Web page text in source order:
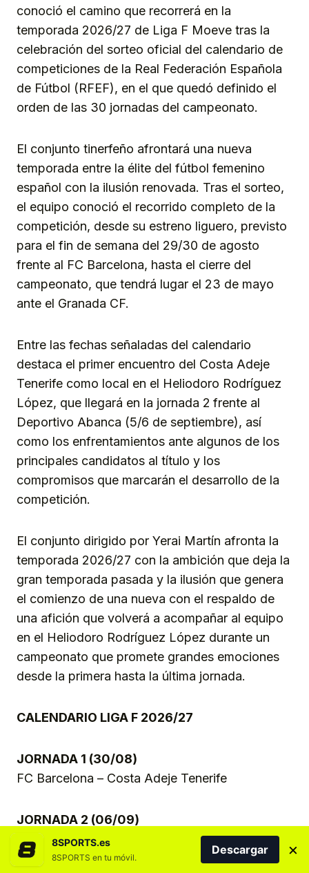
conoció el camino que recorrerá en la
temporada 2026/27 de Liga F Moeve tras la
celebración del sorteo oficial del calendario de
competiciones de la Real Federación Española
de Fútbol (RFEF), en el que quedó definido el
orden de las 30 jornadas del campeonato.
El conjunto tinerfeño afrontará una nueva
temporada entre la élite del fútbol femenino
español con la ilusión renovada. Tras el sorteo,
el equipo conoció el recorrido completo de la
competición, desde su estreno liguero, previsto
para el fin de semana del 29/30 de agosto
frente al FC Barcelona, hasta el cierre del
campeonato, que tendrá lugar el 23 de mayo
ante el Granada CF.
Entre las fechas señaladas del calendario
destaca el primer encuentro del Costa Adeje
Tenerife como local en el Heliodoro Rodríguez
López, que llegará en la jornada 2 frente al
Deportivo Abanca (5/6 de septiembre), así
como los enfrentamientos ante algunos de los
principales candidatos al título y los
compromisos que marcarán el desarrollo de la
competición.
El conjunto dirigido por Yerai Martín afronta la
temporada 2026/27 con la ambición que deja la
gran temporada pasada y la ilusión que genera
el comienzo de una nueva con el respaldo de
una afición que volverá a acompañar al equipo
en el Heliodoro Rodríguez López durante un
campeonato que promete grandes emociones
desde la primera hasta la última jornada.
CALENDARIO LIGA F 2026/27
JORNADA 1 (30/08)
FC Barcelona – Costa Adeje Tenerife
JORNADA 2 (06/09)
Costa Adeje Tenerife – Deportivo Abanca
8SPORTS.es
8SPORTS en tu móvil.
Descargar ×